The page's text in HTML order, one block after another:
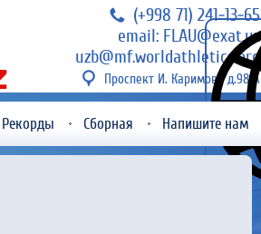
(+998 71) 241-13-65
email: FLAU@exat.uz
uzb@mf.worldathletics.org
Проспект И. Каримова д.98 А
Рекорды Сборная Напишите нам